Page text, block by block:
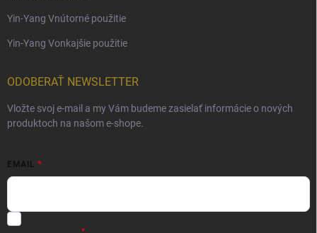
Yin-Yang Vnútorné použitie
Yin-Yang Vonkajšie použitie
ODOBERAŤ NEWSLETTER
Vložte svoj e-mail a my Vám budeme zasielať informácie o nových
produktoch na našom e-shope.
EMAIL